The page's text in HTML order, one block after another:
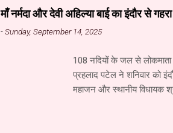
के विकास के लिए लगातार
किए गए हैं। सर्जरी विभाग में
है। य...
माँ नर्मदा और देवी अहिल्या बाई का इंदौर से
-Sunday, September 14, 2025
108 नदियों के जल से लोकमाता
प्रहलाद पटेल ने शनिवार को
महाजन और स्थानीय विधायक
अत्यंत पावन है। तीस वर्ष पूर्व